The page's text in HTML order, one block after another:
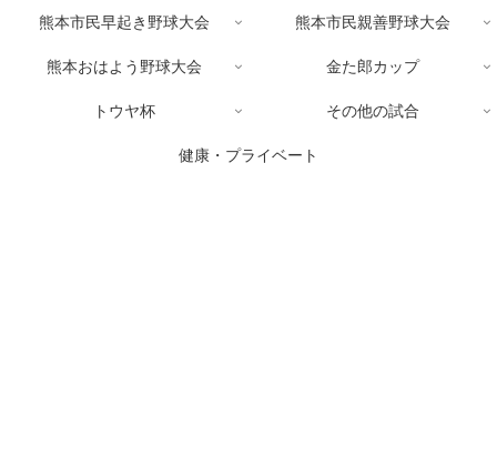
熊本市民早起き野球大会 熊本市民親善野球大会
熊本おはよう野球大会 金た郎カップ
トウヤ杯 その他の試合
健康・プライベート